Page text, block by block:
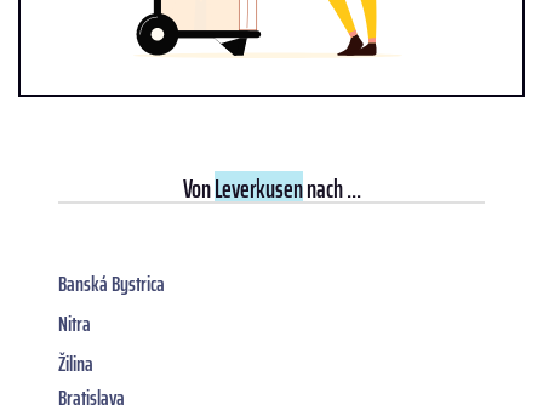
VonLeverkusennach ...
Banská Bystrica
Nitra
Žilina
Bratislava